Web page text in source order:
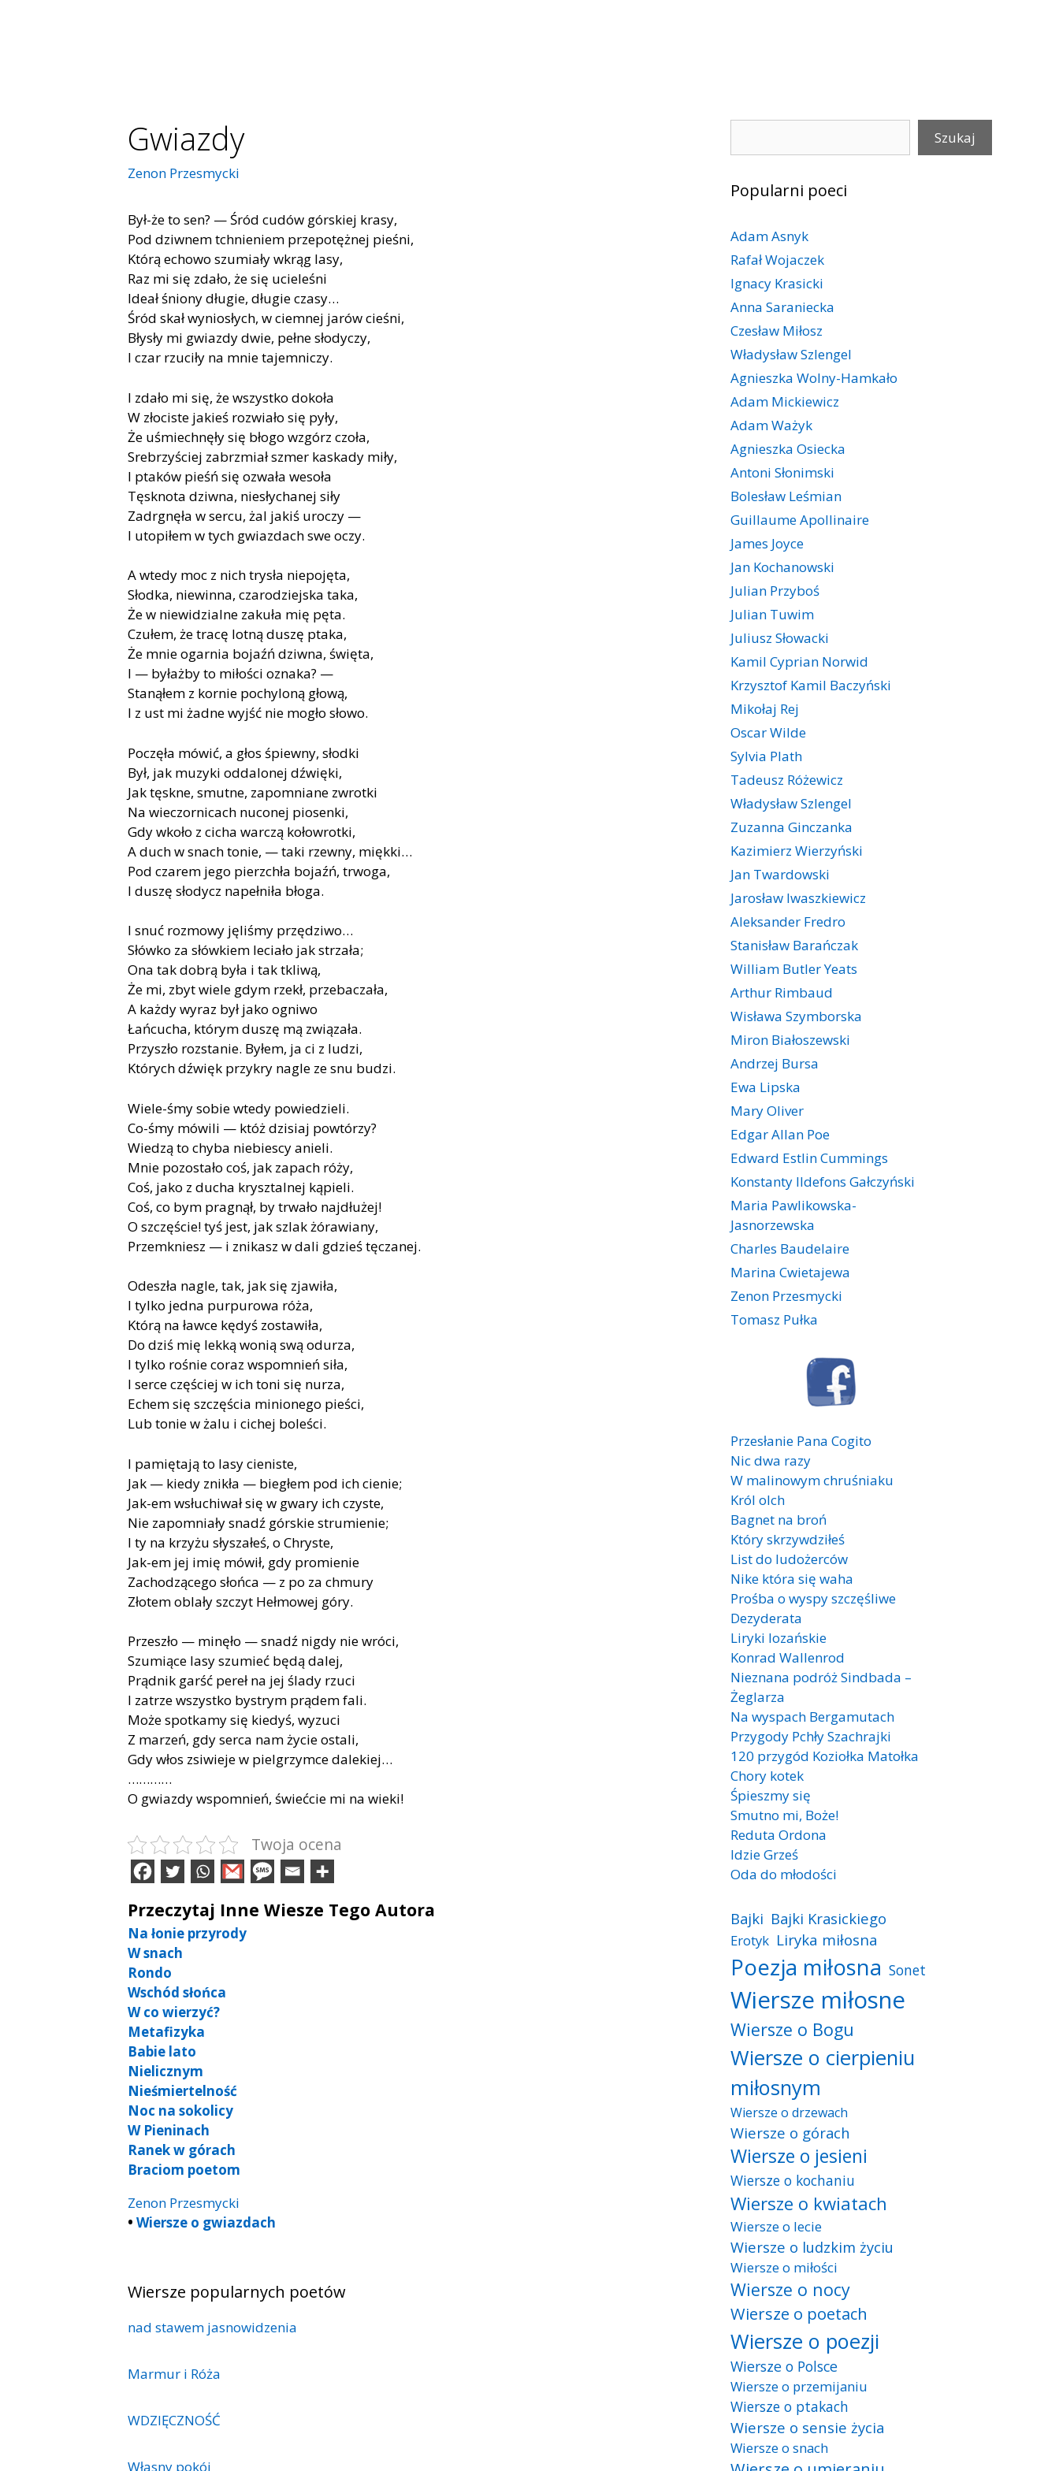
Gwiazdy
Zenon Przesmycki
Był-że to sen? — Śród cudów górskiej krasy,
Pod dziwnem tchnieniem przepotężnej pieśni,
Którą echowo szumiały wkrąg lasy,
Raz mi się zdało, że się ucieleśni
Ideał śniony długie, długie czasy…
Śród skał wyniosłych, w ciemnej jarów cieśni,
Błysły mi gwiazdy dwie, pełne słodyczy,
I czar rzuciły na mnie tajemniczy.
I zdało mi się, że wszystko dokoła
W złociste jakieś rozwiało się pyły,
Że uśmiechnęły się błogo wzgórz czoła,
Srebrzyściej zabrzmiał szmer kaskady miły,
I ptaków pieśń się ozwała wesoła
Tęsknota dziwna, niesłychanej siły
Zadrgnęła w sercu, żal jakiś uroczy —
I utopiłem w tych gwiazdach swe oczy.
A wtedy moc z nich trysła niepojęta,
Słodka, niewinna, czarodziejska taka,
Że w niewidzialne zakuła mię pęta.
Czułem, że tracę lotną duszę ptaka,
Że mnie ogarnia bojaźń dziwna, święta,
I — byłażby to miłości oznaka? —
Stanąłem z kornie pochyloną głową,
I z ust mi żadne wyjść nie mogło słowo.
Poczęła mówić, a głos śpiewny, słodki
Był, jak muzyki oddalonej dźwięki,
Jak tęskne, smutne, zapomniane zwrotki
Na wieczornicach nuconej piosenki,
Gdy wkoło z cicha warczą kołowrotki,
A duch w snach tonie, — taki rzewny, miękki…
Pod czarem jego pierzchła bojaźń, trwoga,
I duszę słodycz napełniła błoga.
I snuć rozmowy jęliśmy przędziwo…
Słówko za słówkiem leciało jak strzała;
Ona tak dobrą była i tak tkliwą,
Że mi, zbyt wiele gdym rzekł, przebaczała,
A każdy wyraz był jako ogniwo
Łańcucha, którym duszę mą związała.
Przyszło rozstanie. Byłem, ja ci z ludzi,
Których dźwięk przykry nagle ze snu budzi.
Wiele-śmy sobie wtedy powiedzieli.
Co-śmy mówili — któż dzisiaj powtórzy?
Wiedzą to chyba niebiescy anieli.
Mnie pozostało coś, jak zapach róży,
Coś, jako z ducha krysztalnej kąpieli.
Coś, co bym pragnął, by trwało najdłużej!
O szczęście! tyś jest, jak szlak żórawiany,
Przemkniesz — i znikasz w dali gdzieś tęczanej.
Odeszła nagle, tak, jak się zjawiła,
I tylko jedna purpurowa róża,
Którą na ławce kędyś zostawiła,
Do dziś mię lekką wonią swą odurza,
I tylko rośnie coraz wspomnień siła,
I serce częściej w ich toni się nurza,
Echem się szczęścia minionego pieści,
Lub tonie w żalu i cichej boleści.
I pamiętają to lasy cieniste,
Jak — kiedy znikła — biegłem pod ich cienie;
Jak-em wsłuchiwał się w gwary ich czyste,
Nie zapomniały snadź górskie strumienie;
I ty na krzyżu słyszałeś, o Chryste,
Jak-em jej imię mówił, gdy promienie
Zachodzącego słońca — z po za chmury
Złotem oblały szczyt Hełmowej góry.
Przeszło — minęło — snadź nigdy nie wróci,
Szumiące lasy szumieć będą dalej,
Prądnik garść pereł na jej ślady rzuci
I zatrze wszystko bystrym prądem fali.
Może spotkamy się kiedyś, wyzuci
Z marzeń, gdy serca nam życie ostali,
Gdy włos zsiwieje w pielgrzymce dalekiej…
…………
O gwiazdy wspomnień, świećcie mi na wieki!
Twoja ocena
Przeczytaj Inne Wiesze Tego Autora
Na łonie przyrody
W snach
Rondo
Wschód słońca
W co wierzyć?
Metafizyka
Babie lato
Nielicznym
Nieśmiertelność
Noc na sokolicy
W Pieninach
Ranek w górach
Braciom poetom
Zenon Przesmycki
• Wiersze o gwiazdach
Wiersze popularnych poetów
nad stawem jasnowidzenia
Marmur i Róża
WDZIĘCZNOŚĆ
Własny pokój
Szukaj
Popularni poeci
Adam Asnyk
Rafał Wojaczek
Ignacy Krasicki
Anna Saraniecka
Czesław Miłosz
Władysław Szlengel
Agnieszka Wolny-Hamkało
Adam Mickiewicz
Adam Ważyk
Agnieszka Osiecka
Antoni Słonimski
Bolesław Leśmian
Guillaume Apollinaire
James Joyce
Jan Kochanowski
Julian Przyboś
Julian Tuwim
Juliusz Słowacki
Kamil Cyprian Norwid
Krzysztof Kamil Baczyński
Mikołaj Rej
Oscar Wilde
Sylvia Plath
Tadeusz Różewicz
Władysław Szlengel
Zuzanna Ginczanka
Kazimierz Wierzyński
Jan Twardowski
Jarosław Iwaszkiewicz
Aleksander Fredro
Stanisław Barańczak
William Butler Yeats
Arthur Rimbaud
Wisława Szymborska
Miron Białoszewski
Andrzej Bursa
Ewa Lipska
Mary Oliver
Edgar Allan Poe
Edward Estlin Cummings
Konstanty Ildefons Gałczyński
Maria Pawlikowska-
Jasnorzewska
Charles Baudelaire
Marina Cwietajewa
Zenon Przesmycki
Tomasz Pułka
Przesłanie Pana Cogito
Nic dwa razy
W malinowym chruśniaku
Król olch
Bagnet na broń
Który skrzywdziłeś
List do ludożerców
Nike która się waha
Prośba o wyspy szczęśliwe
Dezyderata
Liryki lozańskie
Konrad Wallenrod
Nieznana podróż Sindbada –
Żeglarza
Na wyspach Bergamutach
Przygody Pchły Szachrajki
120 przygód Koziołka Matołka
Chory kotek
Śpieszmy się
Smutno mi, Boże!
Reduta Ordona
Idzie Grześ
Oda do młodości
Bajki Bajki Krasickiego
Erotyk Liryka miłosna
Poezja miłosna Sonet
Wiersze miłosne
Wiersze o Bogu
Wiersze o cierpieniu
miłosnym
Wiersze o drzewach
Wiersze o górach
Wiersze o jesieni
Wiersze o kochaniu
Wiersze o kwiatach
Wiersze o lecie
Wiersze o ludzkim życiu
Wiersze o miłości
Wiersze o nocy
Wiersze o poetach
Wiersze o poezji
Wiersze o Polsce
Wiersze o przemijaniu
Wiersze o ptakach
Wiersze o sensie życia
Wiersze o snach